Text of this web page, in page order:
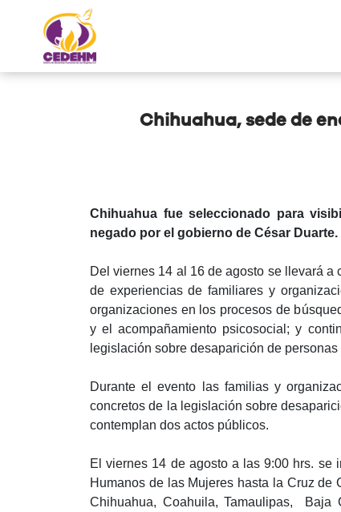
Chihuahua, sede de
Chihuahua fue seleccionado para
negado por el gobierno de César Duarte.
Del viernes 14 al 16 de agosto se llevará a
de experiencias de familiares y
organizaciones en los procesos de
y el acompañamiento psicosocial; y
legislación sobre desaparición de personas
Durante el evento las familias y
concretos de la legislación sobre
contemplan dos actos públicos.
El viernes 14 de agosto a las 9:00 hrs. se
Humanos de las Mujeres hasta la Cruz
Chihuahua, Coahuila, Tamaulipas, Baja